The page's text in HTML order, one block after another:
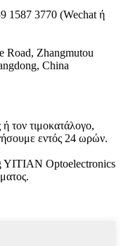
1587 3770 (Wechat ή
Road, Zhangmutou
China
τον τιμοκατάλογο,
εντός 24 ωρών.
YITIAN Optoelectronics